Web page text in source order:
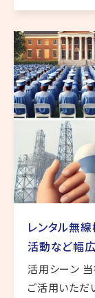
さ」 […]
レンタル無
活動など幅広
活用シーン
ご活用いただ